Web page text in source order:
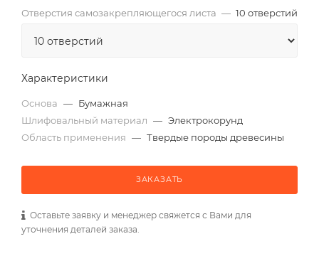
Отверстия самозакрепляющегося листа — 10 отверстий
Характеристики
Основа — Бумажная
Шлифовальный материал — Электрокорунд
Область применения — Твердые породы древесины
ЗАКАЗАТЬ
Оставьте заявку и менеджер свяжется с Вами для
уточнения деталей заказа.